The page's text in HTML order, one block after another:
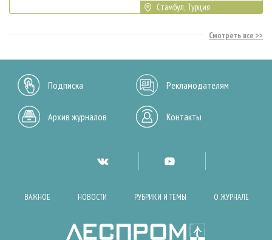
Стамбул, Турция
Смотреть все
Подписка Рекламодателям
Архив журналов Контакты
ВАЖНОЕ НОВОСТИ РУБРИКИ И ТЕМЫ О ЖУРНАЛЕ